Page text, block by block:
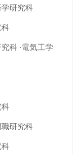
研究科
科
科 ·電気工学
科
研究科
科